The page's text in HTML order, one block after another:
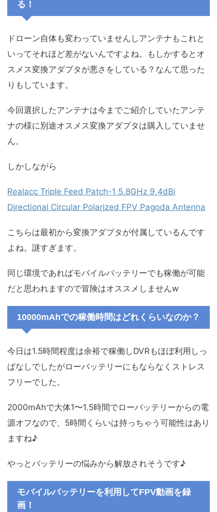
る！
ドローン自体も変わっていませんしアンテナもこれと
いってそれほど差がないんですよね。もしかするとオ
スメス変換アダプタが悪さをしている？なんて思った
りもしています。
今回選択したアンテナは今までご紹介していたアンテ
ナの様に別途オスメス変換アダプタは購入していませ
ん。
しかしながら
Realacc Triple Feed Patch-1 5.8GHz 9.4dBi
Directional Circular Polarized FPV Pagoda Antenna
こちらは最初から変換アダプタが付属しているんです
よね。謎すぎます。
同じ環境であればモバイルバッテリーでも稼働が可能
だと思われますので冒険はオススメしませんw
10000mAhでの稼働時間はどれくらいなのか？
今日は1.5時間程度は余裕で稼働しDVRもほぼ利用しっ
ぱなしでしたがローバッテリーにもならなくストレス
フリーでした。
2000mAhで大体1〜1.5時間でローバッテリーからの電
源オフなので、5時間くらいは持っちゃう可能性はあり
ますね♪
やっとバッテリーの悩みから解放されそうです♪
モバイルバッテリーを利用してFPV動画を録
画！